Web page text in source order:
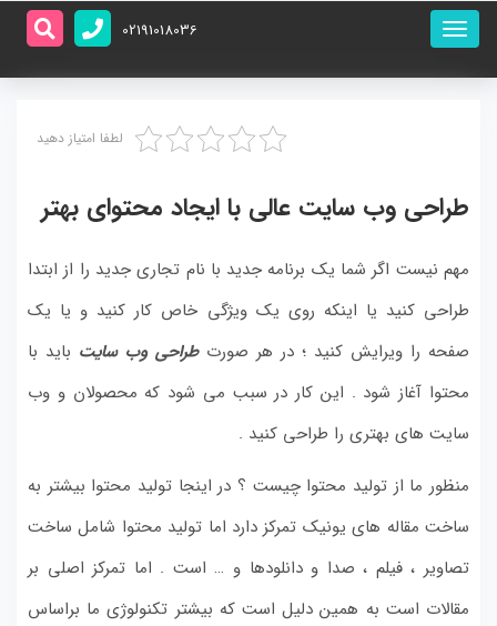
منو
اصلی
02191018036
لطفا امتیاز دهید
طراحی وب سایت عالی با ایجاد محتوای بهتر
مهم نیست اگر شما یک برنامه جدید با نام تجاری جدید را از ابتدا
طراحی کنید یا اینکه روی یک ویژگی خاص کار کنید و یا یک
صفحه را ویرایش کنید ؛ در هر صورتطراحی وب سایت باید با
محتوا آغاز شود . این کار در سبب می شود که محصولان و وب
سایت های بهتری را طراحی کنید .
منظور ما از تولید محتوا چیست ؟ در اینجا تولید محتوا بیشتر به
ساخت مقاله های یونیک تمرکز دارد اما تولید محتوا شامل ساخت
تصاویر ، فیلم ، صدا و دانلودها و … است . اما تمرکز اصلی بر
مقالات است به همین دلیل است که بیشتر تکنولوژی ما براساس